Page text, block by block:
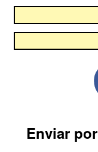
Enviar